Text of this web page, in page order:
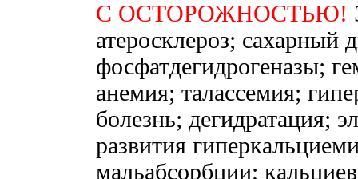
С ОСТОРОЖНОСТЬЮ!
атеросклероз; сахарный
фосфатдегидрогеназы;
анемия; талассемия;
болезнь; дегидратация;
развития
мальабсорбции;